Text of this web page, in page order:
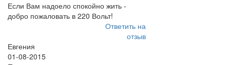
Если Вам надоело спокойно жить -
добро пожаловать в 220 Вольт!
Ответить на
отзыв
Евгения
01-08-2015